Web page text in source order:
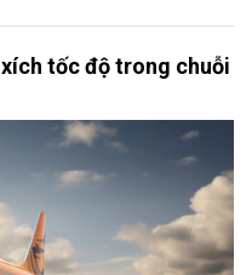
tốc độ trong chuỗi